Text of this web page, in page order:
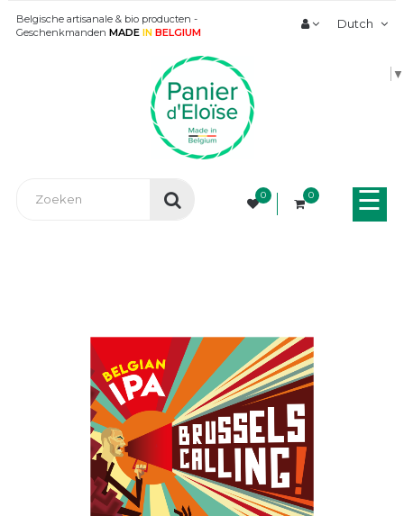
Belgische artisanale & bio producten -
Geschenkmanden MADE IN BELGIUM
Dutch
▼
0 0 ☰